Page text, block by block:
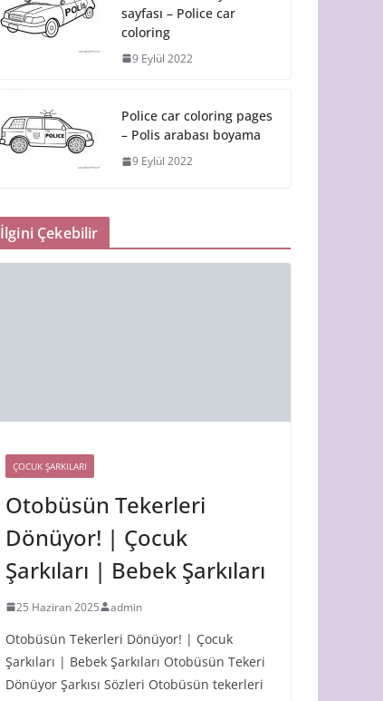
sayfası – Police car
coloring
9 Eylül 2022
Police car coloring pages
– Polis arabası boyama
9 Eylül 2022
İlgini Çekebilir
ÇOCUK ŞARKILARI
Otobüsün Tekerleri
Dönüyor! | Çocuk
Şarkıları | Bebek Şarkıları
25 Haziran 2025 admin
Otobüsün Tekerleri Dönüyor! | Çocuk
Şarkıları | Bebek Şarkıları Otobüsün Tekeri
Dönüyor Şarkısı Sözleri Otobüsün tekerleri